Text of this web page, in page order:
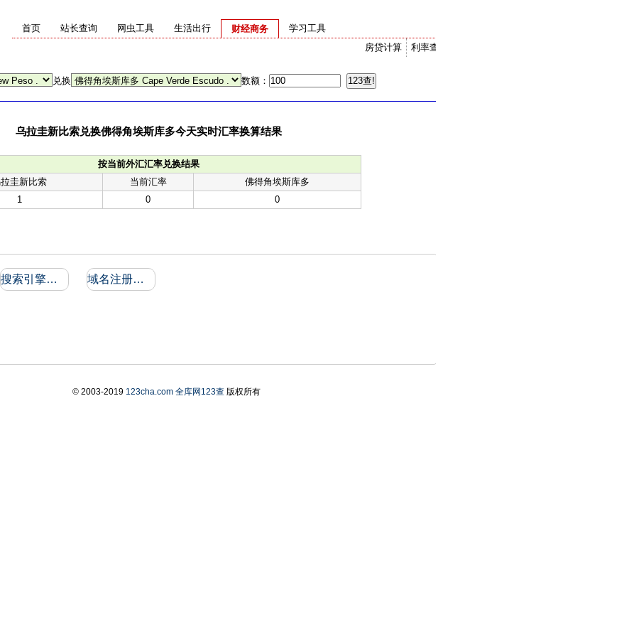
首页 站长查询 网虫工具 生活出行
财经商务
利率查询
房贷计算
学习工具
兑换 数额：
乌拉圭新比索兑换佛得角埃斯库多今天实时汇率换算结果
按当前外汇汇率兑换结果
圭新比索
当前汇率
佛得角埃斯库多
1
0 0
搜索引擎收录和反向链接 域名注册信息
© 2003-2019 123cha.com 全库网123查版权所有